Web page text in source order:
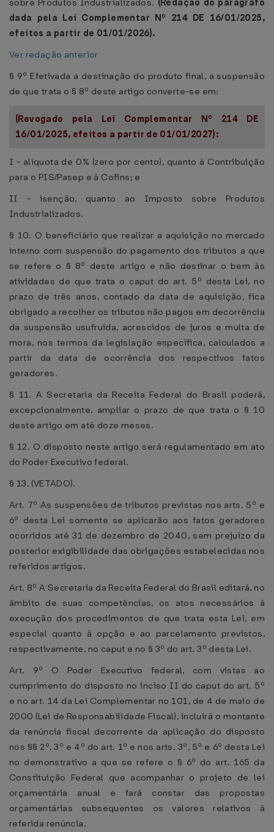
sobre Produtos Industrializados. (Redação do parágrafo
dada pela Lei Complementar Nº 214 DE 16/01/2025,
efeitos a partir de 01/01/2026).
Ver redação anterior
§ 9º Efetivada a destinação do produto final, a suspensão
de que trata o § 8º deste artigo converte-se em:
(Revogado pela Lei Complementar Nº 214 DE
16/01/2025, efeitos a partir de 01/01/2027):
I - alíquota de 0% (zero por cento), quanto à Contribuição
para o PIS/Pasep e à Cofins; e
II - isenção, quanto ao Imposto sobre Produtos
Industrializados.
§ 10. O beneficiário que realizar a aquisição no mercado
interno com suspensão do pagamento dos tributos a que
se refere o § 8º deste artigo e não destinar o bem às
atividades de que trata o caput do art. 5º desta Lei, no
prazo de três anos, contado da data de aquisição, fica
obrigado a recolher os tributos não pagos em decorrência
da suspensão usufruída, acrescidos de juros e multa de
mora, nos termos da legislação específica, calculados a
partir da data de ocorrência dos respectivos fatos
geradores.
§ 11. A Secretaria da Receita Federal do Brasil poderá,
excepcionalmente, ampliar o prazo de que trata o § 10
deste artigo em até doze meses.
§ 12. O disposto neste artigo será regulamentado em ato
do Poder Executivo federal.
§ 13. (VETADO).
Art. 7º As suspensões de tributos previstas nos arts. 5º e
6º desta Lei somente se aplicarão aos fatos geradores
ocorridos até 31 de dezembro de 2040, sem prejuízo da
posterior exigibilidade das obrigações estabelecidas nos
referidos artigos.
Art. 8º A Secretaria da Receita Federal do Brasil editará, no
âmbito de suas competências, os atos necessários à
execução dos procedimentos de que trata esta Lei, em
especial quanto à opção e ao parcelamento previstos,
respectivamente, no caput e no § 3º do art. 3º desta Lei.
Art. 9º O Poder Executivo federal, com vistas ao
cumprimento do disposto no inciso II do caput do art. 5º
e no art. 14 da Lei Complementar no 101, de 4 de maio de
2000 (Lei de Responsabilidade Fiscal), incluirá o montante
da renúncia fiscal decorrente da aplicação do disposto
nos §§ 2º, 3º e 4º do art. 1º e nos arts. 3º, 5º e 6º desta Lei
no demonstrativo a que se refere o § 6º do art. 165 da
Constituição Federal que acompanhar o projeto de lei
orçamentária anual e fará constar das propostas
orçamentárias subsequentes os valores relativos à
referida renúncia.